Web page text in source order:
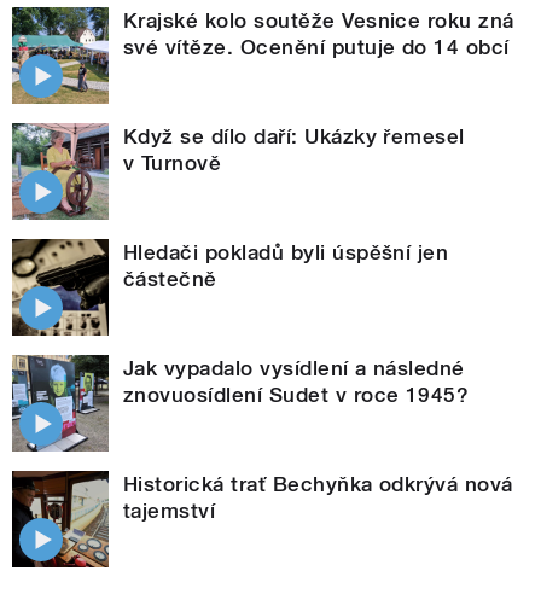
Krajské kolo soutěže Vesnice roku zná
své vítěze. Ocenění putuje do 14 obcí
Když se dílo daří: Ukázky řemesel
v Turnově
Hledači pokladů byli úspěšní jen
částečně
Jak vypadalo vysídlení a následné
znovuosídlení Sudet v roce 1945?
Historická trať Bechyňka odkrývá nová
tajemství